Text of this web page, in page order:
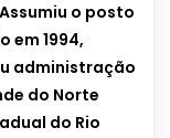
o posto
em 1994,
administração
do Norte
do Rio